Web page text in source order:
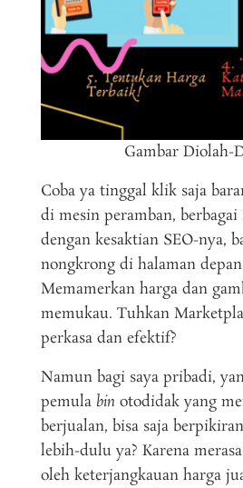
Gambar Diolah-
Coba ya tinggal klik saja
di mesin peramban,
dengan kesaktian SEO-nya,
nongkrong di halaman
Memamerkan harga dan
memukau. Tuhkan
perkasa dan efektif?
Namun bagi saya pribadi,
pemula binotodidak yang
berjualan, bisa saja
lebih-dulu ya? Karena
oleh keterjangkauan harga